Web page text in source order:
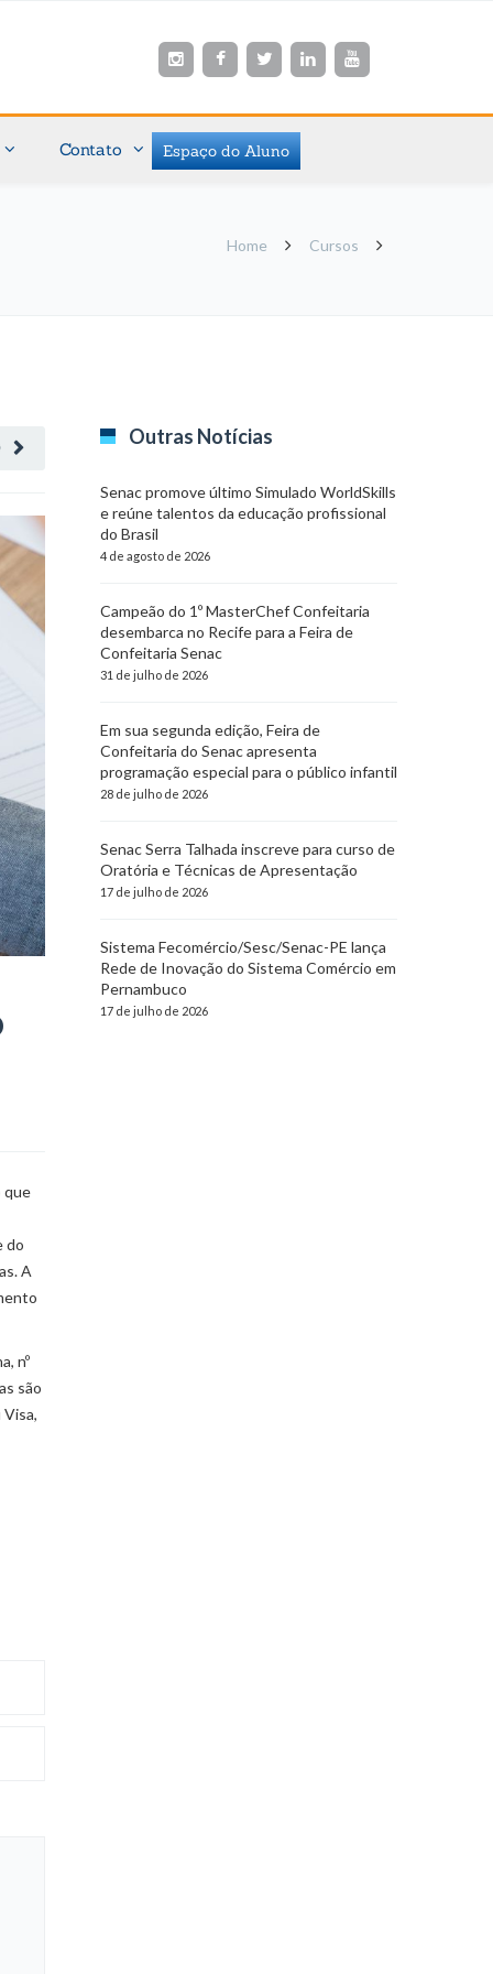
Contato Espaço do Aluno
Home Cursos
que
do
A
nº
são
Outras Notícias
Senac promove último Simulado WorldSkills
e reúne talentos da educação profissional
do Brasil
4 de agosto de 2026
Campeão do 1º MasterChef Confeitaria
desembarca no Recife para a Feira de
Confeitaria Senac
31 de julho de 2026
Em sua segunda edição, Feira de
Confeitaria do Senac apresenta
programação especial para o público infantil
28 de julho de 2026
Senac Serra Talhada inscreve para curso de
Oratória e Técnicas de Apresentação
17 de julho de 2026
Sistema Fecomércio/Sesc/Senac-PE lança
Rede de Inovação do Sistema Comércio em
Pernambuco
17 de julho de 2026